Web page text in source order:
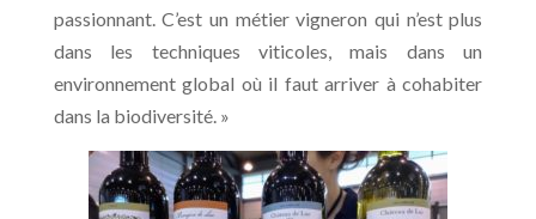
passionnant. C’est un métier vigneron qui n’est plus
dans les techniques viticoles, mais dans un
environnement global où il faut arriver à cohabiter
dans la biodiversité. »